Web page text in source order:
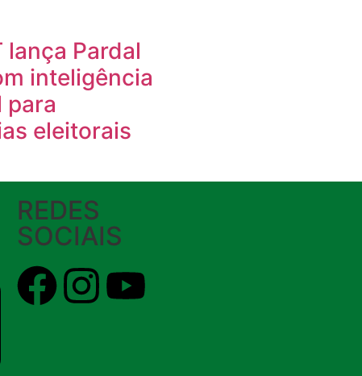
lança Pardal
inteligência
eleitorais
REDES
SOCIAIS